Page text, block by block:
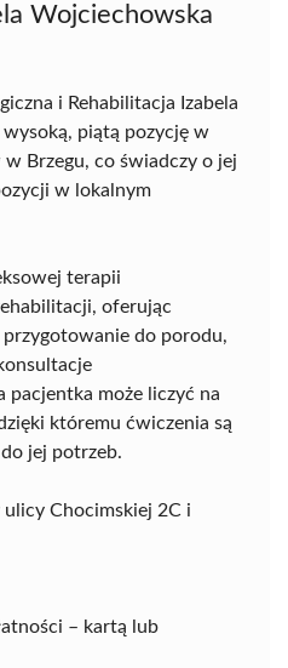
Wojciechowska
i Rehabilitacja Izabela
piątą pozycję w
Brzegu, co świadczy o jej
w lokalnym
terapii
oferując
do porodu,
pacjentka może liczyć na
któremu ćwiczenia są
jej potrzeb.
Chocimskiej 2C i
– kartą lub